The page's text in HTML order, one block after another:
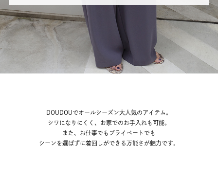
DOUDOUでオールシーズン大人気のアイテム。
シワになりにくく、お家でのお手入れも可能。
また、お仕事でもプライベートでも
シーンを選ばずに着回しができる万能さが魅力です。